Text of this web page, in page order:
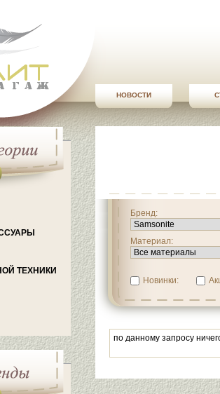
НОВОСТИ
ТЕХНИКИ
Бренд:
Материал:
Новинки:
по данному запросу